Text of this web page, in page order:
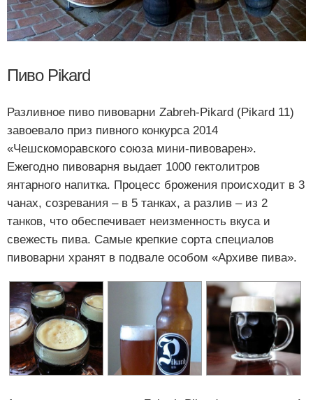
Пиво Pikard
Разливное пиво пивоварни Zabreh-Pikard (Pikard 11)
завоевало приз пивного конкурса 2014
«Чешскоморавского союза мини-пивоварен».
Ежегодно пивоварня выдает 1000 гектолитров
янтарного напитка. Процесс брожения происходит в 3
чанах, созревания – в 5 танках, а разлив – из 2
танков, что обеспечивает неизменность вкуса и
свежесть пива. Самые крепкие сорта специалов
пивоварни хранят в подвале особом «Архиве пива».